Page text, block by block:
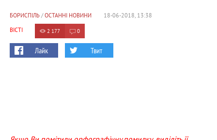
БОРИСПІЛЬ/ОСТАННІ НОВИНИ
18-06-2018, 13:38
ВІСТІ
2 177 0
Лайк Твит